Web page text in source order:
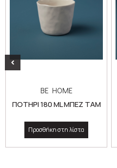
BE HOME
ΠΟΤΗΡΙ 180 ML ΜΠΕΖ TAM
Προσθήκη στη λίστα